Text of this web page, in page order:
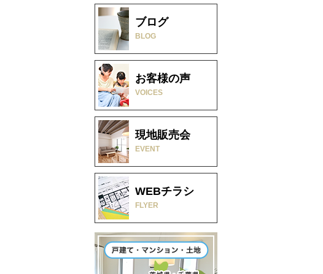
ブログ
BLOG
お客様の声
VOICES
現地販売会
EVENT
WEBチラシ
FLYER